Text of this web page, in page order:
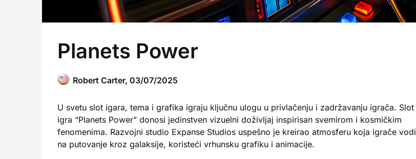
Planets Power
Robert Carter, 03/07/2025
U svetu slot igara, tema i grafika igraju ključnu ulogu u privlačenju i zadržavanju igrača. Slot
igra “Planets Power” donosi jedinstven vizuelni doživljaj inspirisan svemirom i kosmičkim
fenomenima. Razvojni studio Expanse Studios uspešno je kreirao atmosferu koja igrače vodi
na putovanje kroz galaksije, koristeći vrhunsku grafiku i animacije.